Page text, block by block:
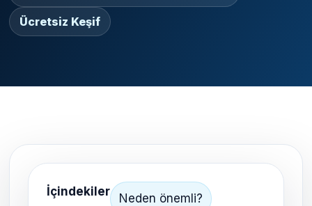
Ücretsiz Keşif
İçindekiler Neden önemli?